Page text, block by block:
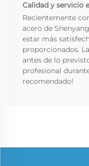
Calidad y servicio
Recientemente
acero de
estar más
proporcionados.
antes de lo
profesional
recomendado!